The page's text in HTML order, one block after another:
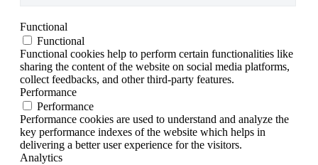
Functional
Functional
Functional cookies help to perform certain functionalities like
sharing the content of the website on social media platforms,
collect feedbacks, and other third-party features.
Performance
Performance
Performance cookies are used to understand and analyze the
key performance indexes of the website which helps in
delivering a better user experience for the visitors.
Analytics